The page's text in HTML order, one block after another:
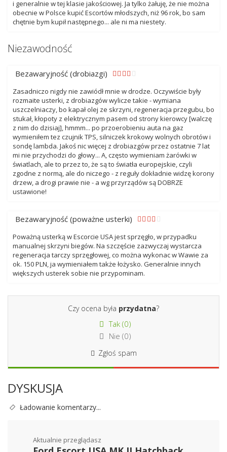
i generalnie w tej klasie jakościowej. Ja tylko żałuję, że nie można
obecnie w Polsce kupić Escortów młodszych, niż 96 rok, bo sam
chętnie bym kupił następnego... ale ni ma niestety.
Niezawodność
Bezawaryjność (drobiazgi)
Zasadniczo nigdy nie zawiódł mnie w drodze. Oczywiście były
rozmaite usterki, z drobiazgów wylicze takie - wymiana
uszczelniaczy, bo kapał olej ze skrzyni, regeneracja przegubu, bo
stukał, kłopoty z elektrycznym pasem od strony kierowcy [walczę
z nim do dzisiaj], hmmm... po przoerobieniu auta na gaz
wymieniłem tez czujnik TPS, silniczek krokowy wolnych obrotów i
sondę lambda. Jakoś nic więcej z drobiazgów przez ostatnie 7 lat
mi nie przychodzi do głowy... A, często wymieniam żarówki w
światlach, ale to przez to, że są to światła europejskie, czyli
zgodne z normą, ale do niczego - z reguły dokładnie widzę korony
drzew, a drogi prawie nie - a wg przyrządów są DOBRZE
ustawione!
Bezawaryjność (poważne usterki)
Poważną usterką w Escorcie USA jest sprzęgło, w przypadku
manualnej skrzyni biegów. Na szczęście zazwyczaj wystarcza
regeneracja tarczy sprzęgłowej, co można wykonac w Wawie za
ok. 150 PLN, ja wymieniałem także łożysko. Generalnie innych
większych usterek sobie nie przypominam.
Czy ocena była przydatna?
Tak (0)
Nie (0)
Zgłoś spam
DYSKUSJA
Ładowanie komentarzy...
Aktualnie przeglądasz